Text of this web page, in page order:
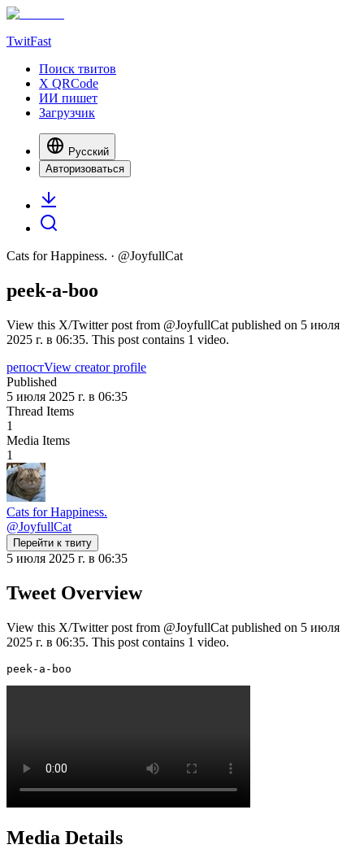
TwitFast
Поиск твитов
X QRCode
ИИ пишет
Загрузчик
Русский
Авторизоваться
Cats for Happiness. · @JoyfullCat
peek-a-boo
View this X/Twitter post from @JoyfullCat published on 5 июля
2025 г. в 06:35. This post contains 1 video.
репостView creator profile
Published
5 июля 2025 г. в 06:35
Thread Items
1
Media Items
1
Cats for Happiness.
@JoyfullCat
Перейти к твиту
5 июля 2025 г. в 06:35
Tweet Overview
View this X/Twitter post from @JoyfullCat published on 5 июля
2025 г. в 06:35. This post contains 1 video.
peek-a-boo
Media Details